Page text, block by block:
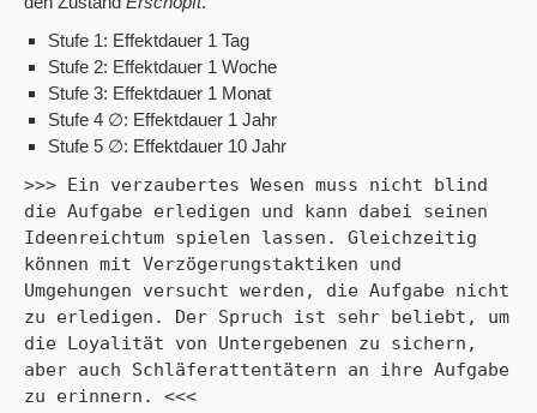
Stufe 1: Effektdauer 1 Tag
Stufe 2: Effektdauer 1 Woche
Stufe 3: Effektdauer 1 Monat
Stufe 4 ∅: Effektdauer 1 Jahr
Stufe 5 ∅: Effektdauer 10 Jahr
>>> Ein verzaubertes Wesen muss nicht blind
die Aufgabe erledigen und kann dabei seinen
Ideenreichtum spielen lassen. Gleichzeitig
können mit Verzögerungstaktiken und
Umgehungen versucht werden, die Aufgabe nicht
zu erledigen. Der Spruch ist sehr beliebt, um
die Loyalität von Untergebenen zu sichern,
aber auch Schläferattentätern an ihre Aufgabe
zu erinnern. <<<